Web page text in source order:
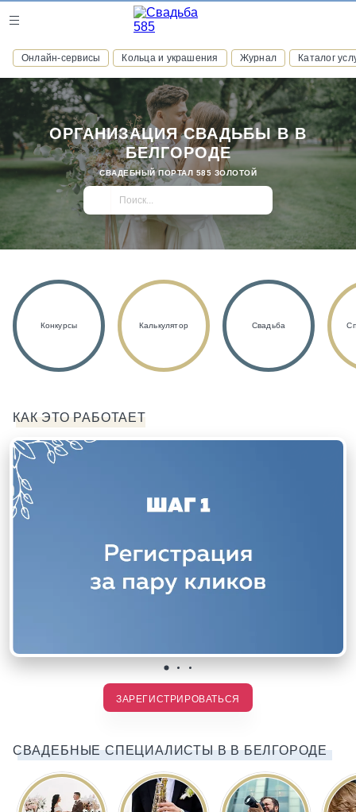
Онлайн-сервисы Кольца и украшения Журнал Каталог
Онлайн-сервисы
ВСТУПАЙТЕ В КЛУБ ПРИВИЛЕГИЙ
присоединяйтесь к закрытому сообществу и получайте
РЕГИСТРАЦИЯ
ОРГАНИЗАЦИЯ СВАДЬБЫ В В
БЕЛГОРОДЕ
СВАДЕБНЫЙ ПОРТАЛ 585 ЗОЛОТОЙ
Конкурсы Калькулятор Свадьба
КАК ЭТО РАБОТАЕТ
ЗАРЕГИСТРИРОВАТЬСЯ
СВАДЕБНЫЕ СПЕЦИАЛИСТЫ В В БЕЛГОРОДЕ